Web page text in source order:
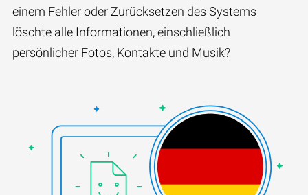
einem Fehler oder Zurücksetzen des Systems
löschte alle Informationen, einschließlich
persönlicher Fotos, Kontakte und Musik?